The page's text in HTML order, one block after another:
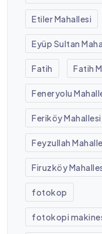
Etiler Mahallesi
Eyüp Sultan
Fatih Fatih
Feneryolu
Feriköy Mahallesi
Feyzullah
Firuzköy
fotokop
fotokopi